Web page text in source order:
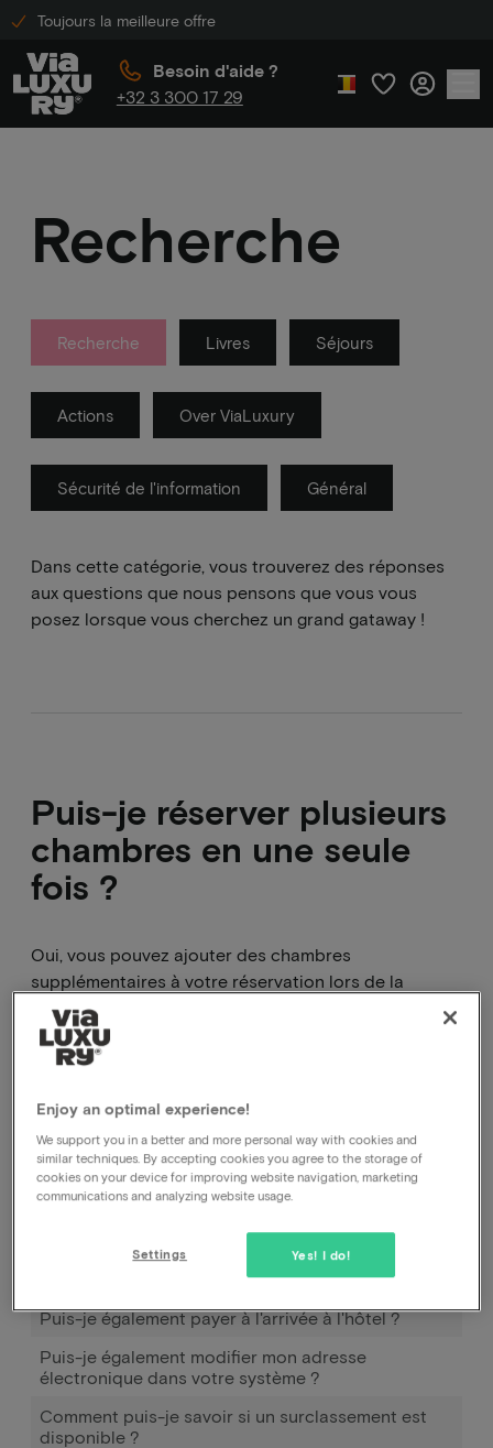
Toujours la meilleure offre
Besoin d'aide ?
+32 3 300 17 29
Recherche
Recherche Livres Séjours
Actions Over ViaLuxury
Sécurité de l'information Général
Dans cette catégorie, vous trouverez des réponses
aux questions que nous pensons que vous vous
posez lorsque vous cherchez un grand gataway !
Comment fonctionne Pay later ?
Combien dois-je payer en plus pour emmener mon
Puis-je également payer à l'arrivée à l'hôtel ?
Puis-je également modifier mon adresse
électronique dans votre système ?
Comment puis-je savoir si un surclassement est
disponible ?
Puis-je réserver plusieurs
chambres en une seule
fois ?
Oui, vous pouvez ajouter des chambres
supplémentaires à votre réservation lors de la
deuxième étape de la réservation.
Les chambres supplémentaires peuvent être
ajoutées à votre réservation lors de la deuxième
Enjoy an optimal experience!
We support you in a better and more personal way with cookies and
similar techniques. By accepting cookies you agree to the storage of
cookies on your device for improving website navigation, marketing
communications and analyzing website usage.
Yes! I do!
Settings